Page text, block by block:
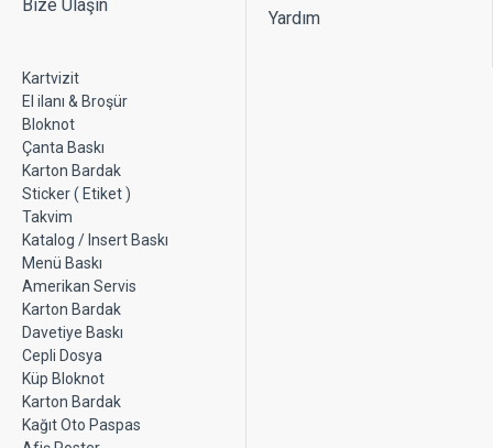
Bize Ulaşın
Yardım
Kartvizit
El ilanı & Broşür
Bloknot
Çanta Baskı
Karton Bardak
Sticker ( Etiket )
Takvim
Katalog / Insert Baskı
Menü Baskı
Amerikan Servis
Karton Bardak
Davetiye Baskı
Cepli Dosya
Küp Bloknot
Karton Bardak
Kağıt Oto Paspas